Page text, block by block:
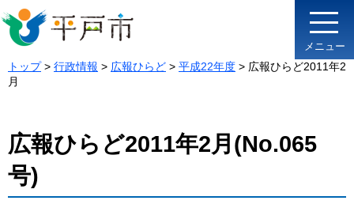
メニュー
トップ> 行政情報 > 広報ひらど > 平成22年度 > 広報ひらど2011年2
月
広報ひらど2011年2月(No.065
号)